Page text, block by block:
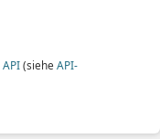
API(siehe API-